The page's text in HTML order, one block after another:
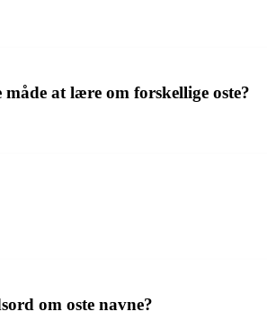
at lære om forskellige oste?
om oste navne?